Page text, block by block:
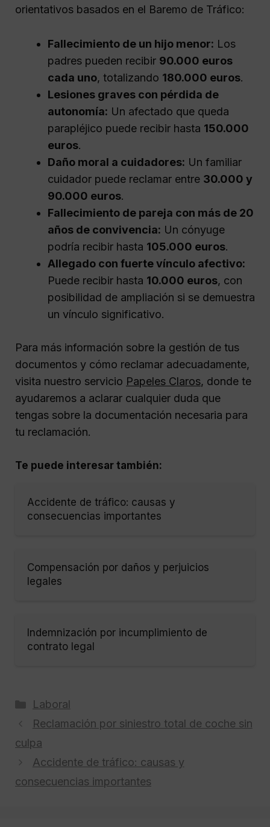
orientativos basados en el Baremo de Tráfico:
Fallecimiento de un hijo menor: Los
padres pueden recibir 90.000 euros
cada uno, totalizando 180.000 euros.
Lesiones graves con pérdida de
autonomía: Un afectado que queda
parapléjico puede recibir hasta 150.000
euros.
Daño moral a cuidadores: Un familiar
cuidador puede reclamar entre 30.000 y
90.000 euros.
Fallecimiento de pareja con más de 20
años de convivencia: Un cónyuge
podría recibir hasta 105.000 euros.
Allegado con fuerte vínculo afectivo:
Puede recibir hasta 10.000 euros, con
posibilidad de ampliación si se demuestra
un vínculo significativo.
Para más información sobre la gestión de tus
documentos y cómo reclamar adecuadamente,
visita nuestro servicio Papeles Claros, donde te
ayudaremos a aclarar cualquier duda que
tengas sobre la documentación necesaria para
tu reclamación.
Te puede interesar también:
Accidente de tráfico: causas y
consecuencias importantes
Compensación por daños y perjuicios
legales
Indemnización por incumplimiento de
contrato legal
Categorías
Laboral
Reclamación por siniestro total de coche sin
culpa
Accidente de tráfico: causas y
consecuencias importantes